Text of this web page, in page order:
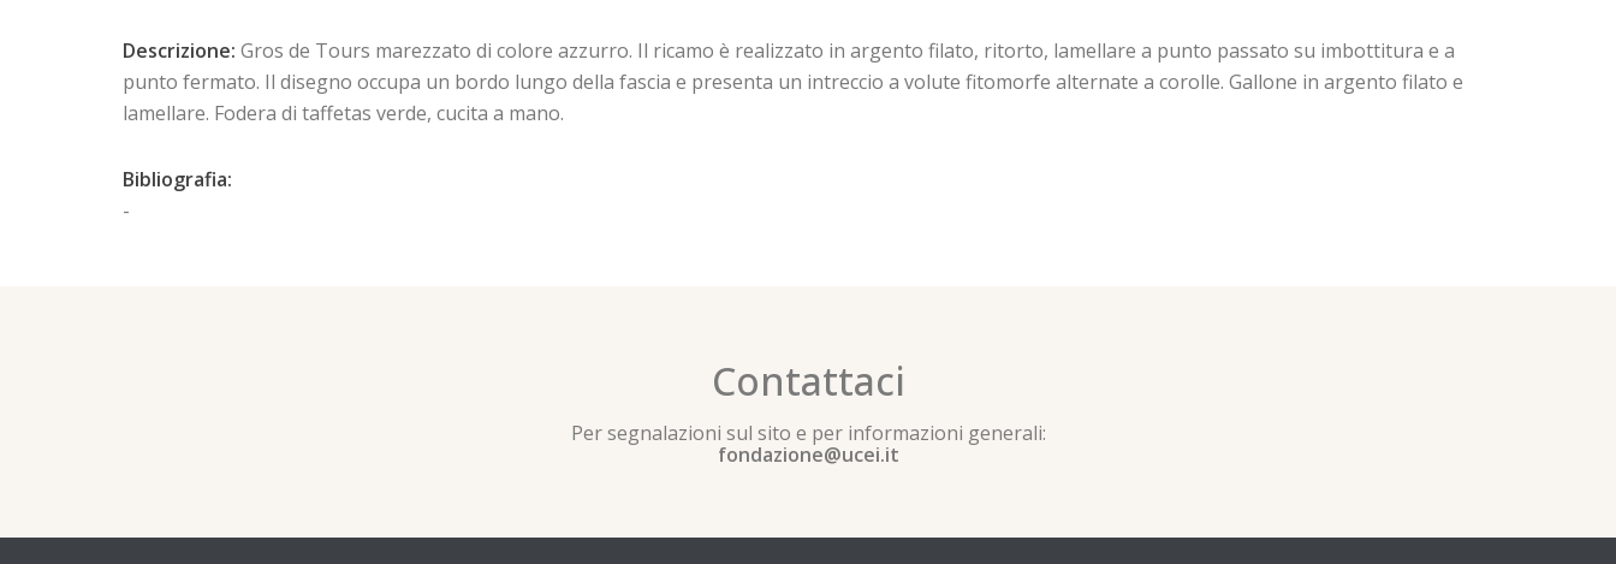
Descrizione: Gros de Tours marezzato di colore azzurro. Il ricamo è realizzato in argento filato, ritorto, lamellare a punto passato su imbottitura e a
punto fermato. Il disegno occupa un bordo lungo della fascia e presenta un intreccio a volute fitomorfe alternate a corolle. Gallone in argento filato e
lamellare. Fodera di taffetas verde, cucita a mano.
Bibliografia:
-
Contattaci
Per segnalazioni sul sito e per informazioni generali:
fondazione@ucei.it